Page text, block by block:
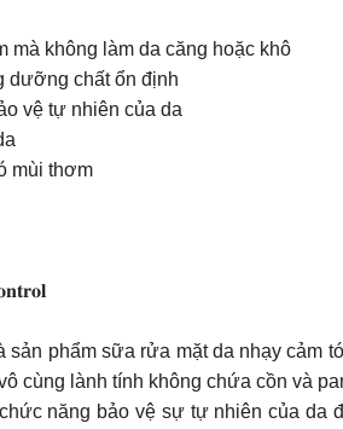
mà không làm da căng hoặc khô
dưỡng chất ổn định
vệ tự nhiên của da
mùi thơm
phẩm sữa rửa mặt da nhạy
cùng lành tính không chứa cồn và
năng bảo vệ sự tự nhiên của